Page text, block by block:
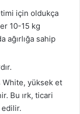
için oldukça
10-15 kg
ağırlığa sahip
White, yüksek et
Bu ırk, ticari